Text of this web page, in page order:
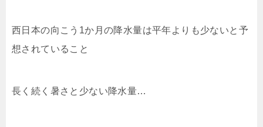
西日本の向こう1か月の降水量は平年よりも少ないと予
想されていること
長く続く暑さと少ない降水量…